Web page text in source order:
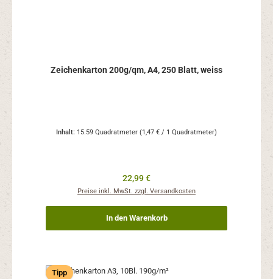
Zeichenkarton 200g/qm, A4, 250 Blatt, weiss
Inhalt: 15.59 Quadratmeter (1,47 € / 1 Quadratmeter)
Regulärer Preis:
22,99 €
Preise inkl. MwSt. zzgl. Versandkosten
In den Warenkorb
Tipp